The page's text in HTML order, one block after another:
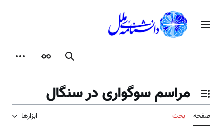
محتوامنوی اصلی
جستجوظاهر
تغییر وضعیت فهرست محتویات
مراسم سوگواری در سنگال
صفحه بحث ابزارها